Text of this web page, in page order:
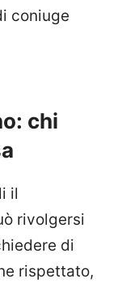
coniuge
chi
il
rivolgersi
di
rispettato,